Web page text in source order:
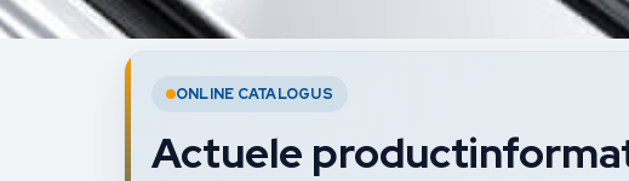
ONLINE CATALOGUS
Actuele